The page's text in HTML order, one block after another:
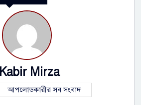
Kabir Mirza
আপলোডকারীর সব সংবাদ